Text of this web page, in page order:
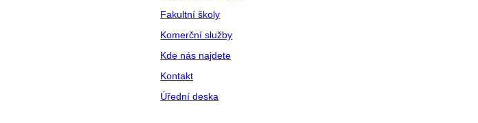
Fakultní školy
Komerční služby
Kde nás najdete
Kontakt
Úřední deska